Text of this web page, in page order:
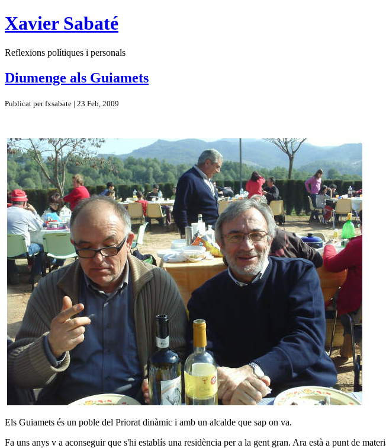
Xavier Sabaté
Reflexions polítiques i personals
Diumenge als Guiamets
Publicat per fxsabate | 23 Feb, 2009
Els Guiamets és un poble del Priorat dinàmic i amb un alcalde que sap on va.
Fa uns anys v a aconseguir que s'hi establís una residència per a la gent gran. Ara està a punt de